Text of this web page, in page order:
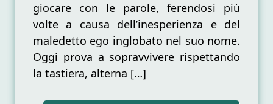
giocare con le parole, ferendosi più
volte a causa dell’inesperienza e del
maledetto ego inglobato nel suo nome.
Oggi prova a sopravvivere rispettando
la tastiera, alterna […]